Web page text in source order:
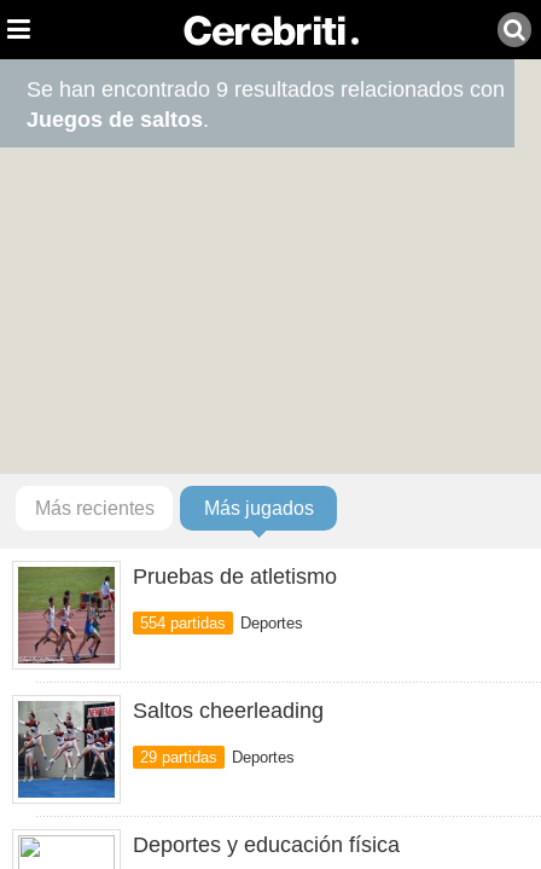
Se han encontrado 9 resultados relacionados con
Juegos de saltos.
Más recientes Más jugados
Pruebas de atletismo
554 partidas Deportes
Saltos cheerleading
29 partidas Deportes
Deportes y educación física